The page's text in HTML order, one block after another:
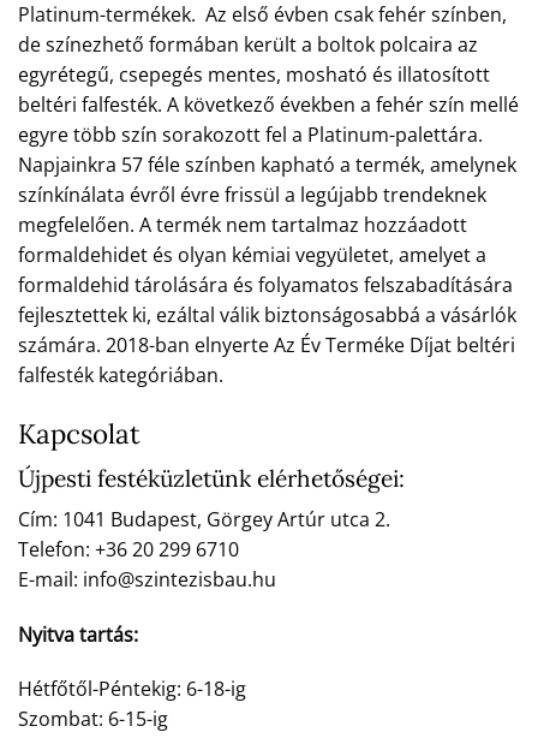
Platinum-termékek. Az első évben csak fehér színben,
de színezhető formában került a boltok polcaira az
egyrétegű, csepegés mentes, mosható és illatosított
beltéri falfesték. A következő években a fehér szín mellé
egyre több szín sorakozott fel a Platinum-palettára.
Napjainkra 57 féle színben kapható a termék, amelynek
színkínálata évről évre frissül a legújabb trendeknek
megfelelően. A termék nem tartalmaz hozzáadott
formaldehidet és olyan kémiai vegyületet, amelyet a
formaldehid tárolására és folyamatos felszabadítására
fejlesztettek ki, ezáltal válik biztonságosabbá a vásárlók
számára. 2018-ban elnyerte Az Év Terméke Díjat beltéri
falfesték kategóriában.
Kapcsolat
Újpesti festéküzletünk elérhetőségei:
Cím: 1041 Budapest, Görgey Artúr utca 2.
Telefon: +36 20 299 6710
E-mail: info@szintezisbau.hu
Nyitva tartás:
Hétfőtől-Péntekig: 6-18-ig
Szombat: 6-15-ig